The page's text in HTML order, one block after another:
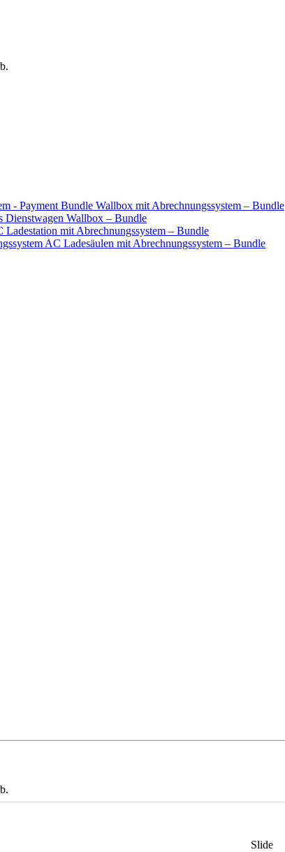
Wallbox mit Abrechnungssystem – Bundle
Dienstwagen Wallbox – Bundle
Ladestation mit Abrechnungssystem – Bundle
AC Ladesäulen mit Abrechnungssystem – Bundle
Slide